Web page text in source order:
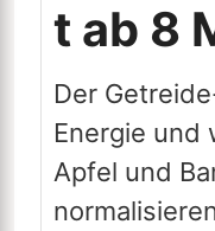
t ab 8
Der
Energie und
Apfel und